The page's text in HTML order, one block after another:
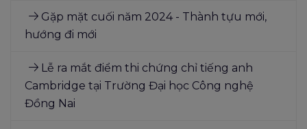
Gặp mặt cuối năm 2024 - Thành tựu mới,
hướng đi mới
Lễ ra mắt điểm thi chứng chỉ tiếng anh
Cambridge tại Trường Đại học Công nghệ
Đồng Nai